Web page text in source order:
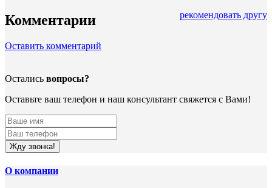
рекомендовать другу
Комментарии
Оставить комментарий
Остались вопросы?
Оставьте ваш телефон и наш консультант свяжется с Вами!
Жду звонка!
О компании